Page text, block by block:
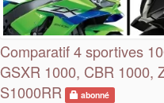
Comparatif 4 sportives
GSXR 1000, CBR 1000,
S1000RR
abonné